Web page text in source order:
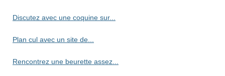
Discutez avec une coquine sur...
Plan cul avec un site de...
Rencontrez une beurette assez...